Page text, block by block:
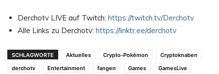
Derchotv LIVE auf Twitch: https://twitch.tv/Derchotv
Alle Links zu Derchotv: https://linktr.ee/derchotv
SCHLAGWORTE Aktuelles Crypto-Pokémon
Cryptoknaben
derchotv
Entertainment fangen Games
GamesLive